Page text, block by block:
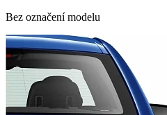
Bez označení modelu